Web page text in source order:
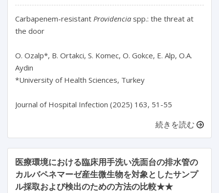
Carbapenem-resistant Providencia spp.: the threat at
the door
O. Ozalp*, B. Ortakci, S. Komec, O. Gokce, E. Alp, O.A.
Aydin
*University of Health Sciences, Turkey
続きを読む
医療環境における臨床用手洗い洗面台の排水管の
カルバペネマーゼ産生微生物を対象としたサンプ
ル採取および検出のための方法の比較★★